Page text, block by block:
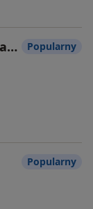
lek. Katarzyna Mende-Nadziakiewicz Popularny
Popularny